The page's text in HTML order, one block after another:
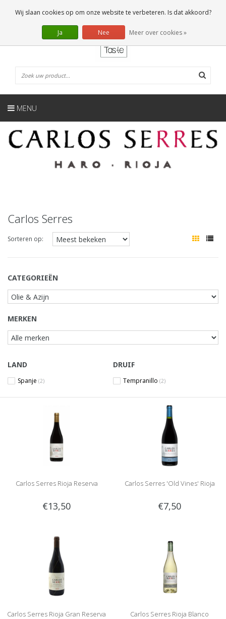
0 Artikelen
NL
MENU
Carlos Serres
Sorteren op:
CATEGORIEËN
MERKEN
LAND
Spanje (2)
DRUIF
Tempranillo (2)
Carlos Serres Rioja Reserva
€13,50
Carlos Serres 'Old Vines' Rioja
€7,50
Carlos Serres Rioja Gran Reserva Carlos Serres Rioja Blanco
Wij slaan cookies op om onze website te verbeteren. Is dat akkoord?
Ja Nee Meer over cookies »